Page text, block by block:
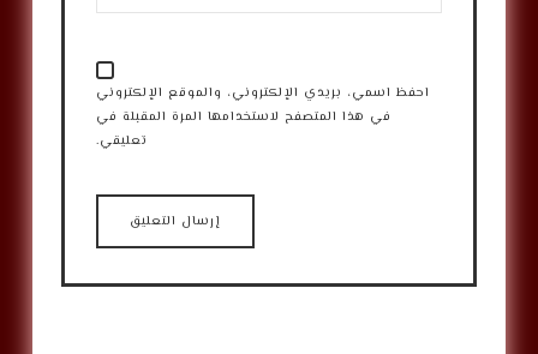
احفظ اسمي، بريدي الإلكتروني، والموقع الإلكتروني
في هذا المتصفح لاستخدامها المرة المقبلة في
تعليقي.